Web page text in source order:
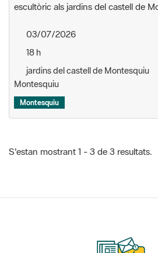
18 h
S'estan mostrant 1 - 3 de 3 resultats.